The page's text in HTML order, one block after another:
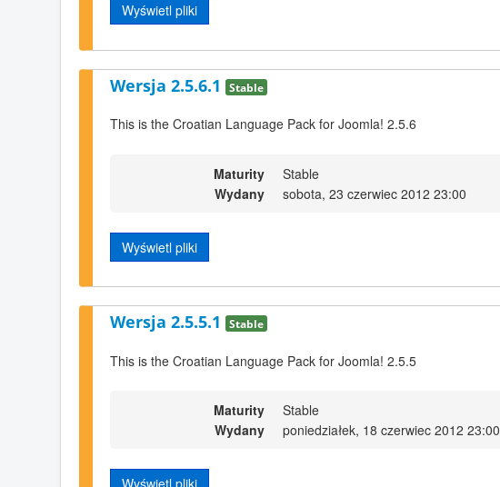
Wyświetl pliki
Wersja 2.5.6.1 Stable
This is the Croatian Language Pack for Joomla! 2.5.6
Maturity
Stable
Wydany
sobota, 23 czerwiec 2012 23:00
Wyświetl pliki
Wersja 2.5.5.1 Stable
This is the Croatian Language Pack for Joomla! 2.5.5
Maturity
Stable
Wydany
poniedziałek, 18 czerwiec 2012 23:00